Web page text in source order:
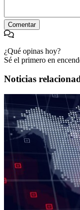
Comentar
¿Qué opinas hoy?
Sé el primero en
Noticias